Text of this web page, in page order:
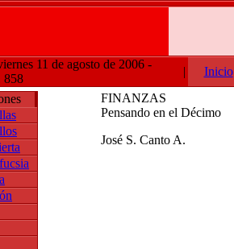
11 de agosto de 2006 -
858
| Inicio
FINANZAS
Pensando en el Décimo
José S. Canto A.